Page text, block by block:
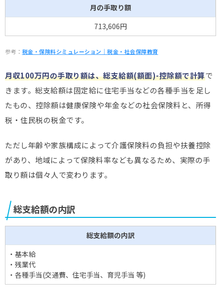
月の手取り額
713,606円
参考： 税金・保険料シミュレーション｜税金・社会保障教育
月収100万円の手取り額は、総支給額(額面)-控除額で計算で
きます。総支給額は固定給に住宅手当などの各種手当を足し
たもの、控除額は健康保険や年金などの社会保険料と、所得
税・住民税の税金です。
ただし年齢や家族構成によって介護保険料の負担や扶養控除
があり、地域によって保険料率なども異なるため、実際の手
取り額は個々人で変わります。
総支給額の内訳
総支給額の内訳
・基本給
・残業代
・各種手当(交通費、住宅手当、育児手当 等)